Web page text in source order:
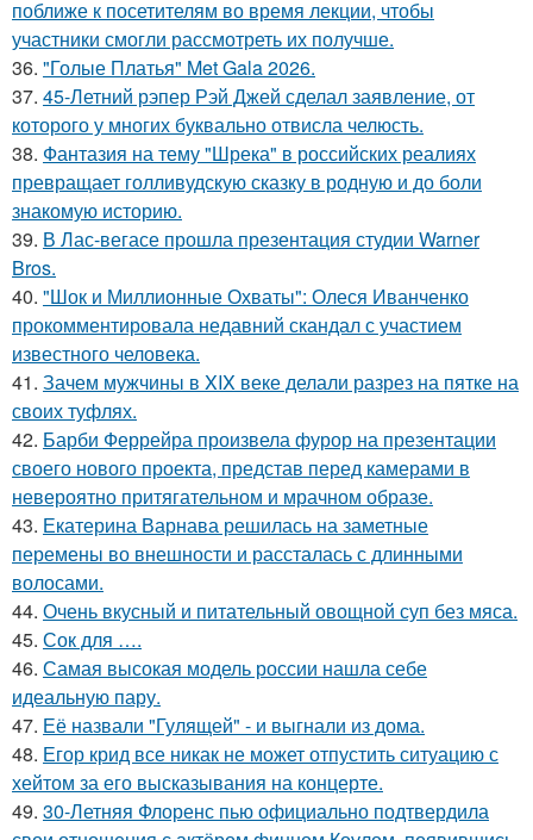
поближе к посетителям во время лекции, чтобы
участники смогли рассмотреть их получше.
36. "Голые Платья" Met Gala 2026.
37. 45-Летний рэпер Рэй Джей сделал заявление, от
которого у многих буквально отвисла челюсть.
38. Фантазия на тему "Шрека" в российских реалиях
превращает голливудскую сказку в родную и до боли
знакомую историю.
39. В Лас-вегасе прошла презентация студии Warner
Bros.
40. "Шок и Миллионные Охваты": Олеся Иванченко
прокомментировала недавний скандал с участием
известного человека.
41. Зачем мужчины в XIX веке делали разрез на пятке на
своих туфлях.
42. Барби Феррейра произвела фурор на презентации
своего нового проекта, представ перед камерами в
невероятно притягательном и мрачном образе.
43. Екатерина Варнава решилась на заметные
перемены во внешности и рассталась с длинными
волосами.
44. Очень вкусный и питательный овощной суп без мяса.
45. Сок для ….
46. Самая высокая модель россии нашла себе
идеальную пару.
47. Её назвали "Гулящей" - и выгнали из дома.
48. Егор крид все никак не может отпустить ситуацию с
хейтом за его высказывания на концерте.
49. 30-Летняя Флоренс пью официально подтвердила